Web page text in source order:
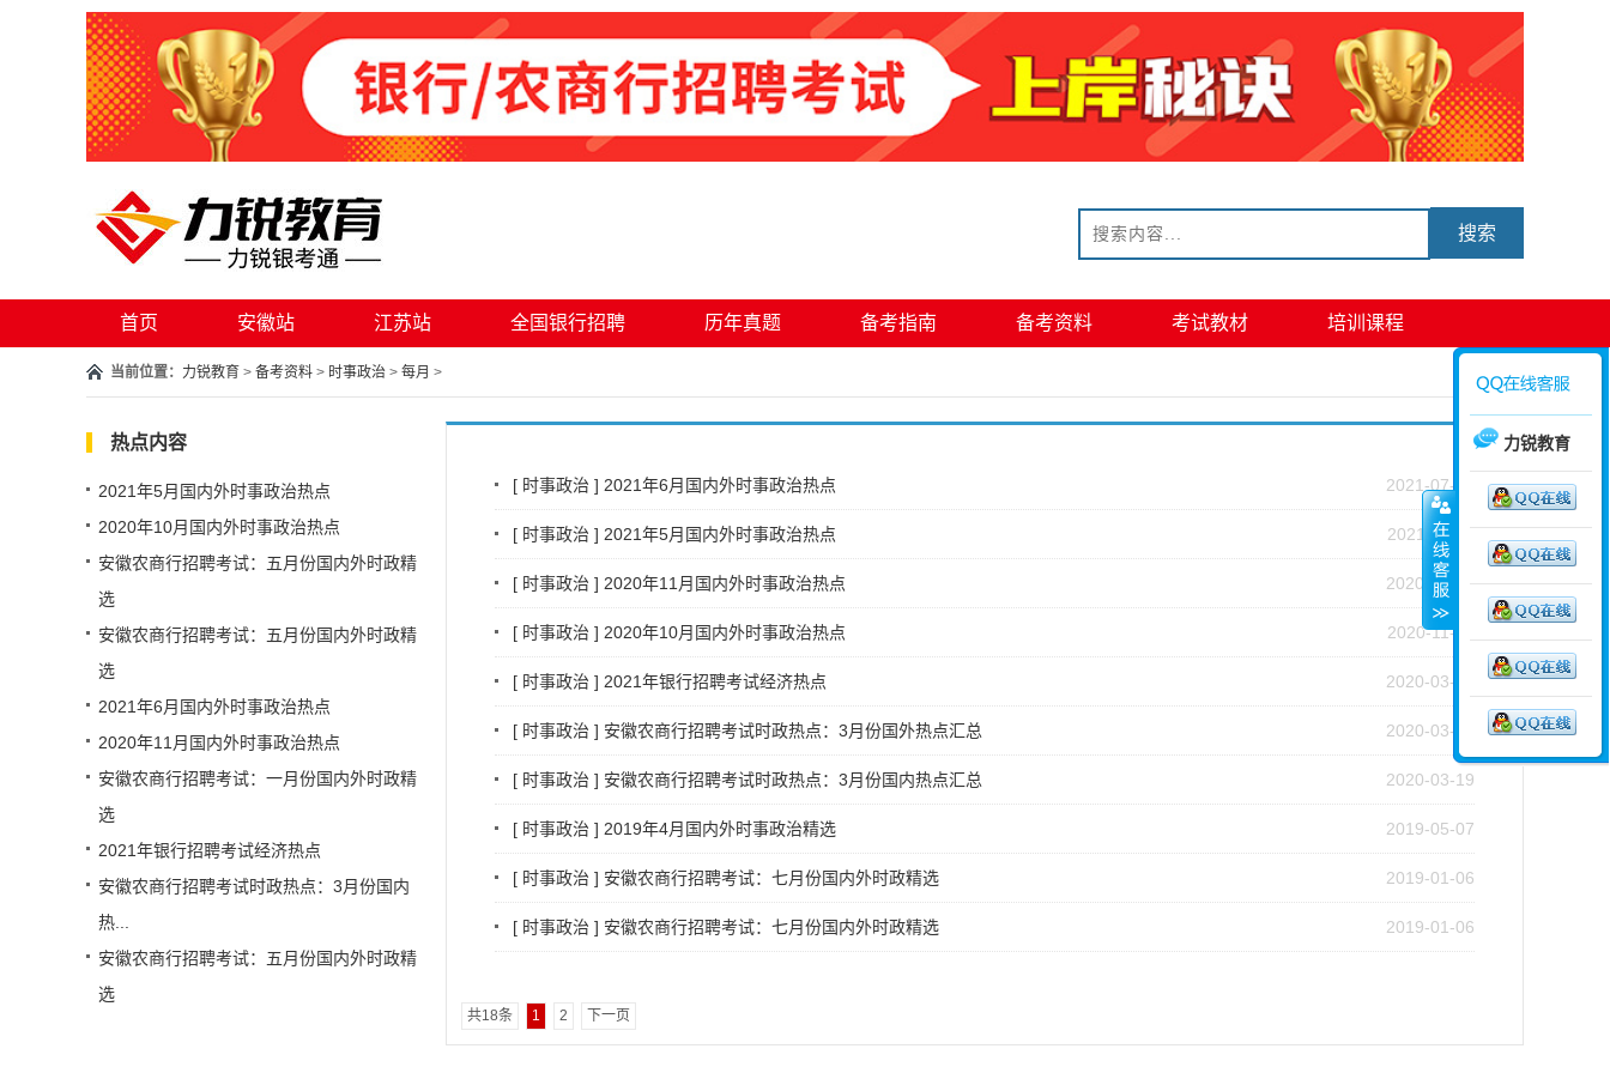
搜索
首页 安徽站 江苏站 全国银行招聘 历年真题 备考指南 备考资料 考试教材 培训课程
当前位置： 力锐教育 > 备考资料 > 时事政治 > 每月 >
热点内容
2021年5月国内外时事政治热点
2020年10月国内外时事政治热点
安徽农商行招聘考试：五月份国内外时政精
选
安徽农商行招聘考试：五月份国内外时政精
选
2021年6月国内外时事政治热点
2020年11月国内外时事政治热点
安徽农商行招聘考试：一月份国内外时政精
选
2021年银行招聘考试经济热点
安徽农商行招聘考试时政热点：3月份国内
热...
安徽农商行招聘考试：五月份国内外时政精
选
[ 时事政治 ] 2021-07-08
2021年6月国内外时事政治热点
[ 时事政治 ] 2021-06-11
2021年5月国内外时事政治热点
[ 时事政治 ] 2020-12-25
2020年11月国内外时事政治热点
[ 时事政治 ] 2020-11-20
2020年10月国内外时事政治热点
[ 时事政治 ] 2020-03-28
2021年银行招聘考试经济热点
[ 时事政治 ] 2020-03-19
安徽农商行招聘考试时政热点：3月份国外热点汇总
[ 时事政治 ] 2020-03-19
安徽农商行招聘考试时政热点：3月份国内热点汇总
[ 时事政治 ] 2019-05-07
2019年4月国内外时事政治精选
[ 时事政治 ] 2019-01-06
安徽农商行招聘考试：七月份国内外时政精选
[ 时事政治 ] 2019-01-06
安徽农商行招聘考试：七月份国内外时政精选
共18条 1 2 下一页
力锐教育